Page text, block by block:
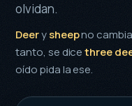
olvidan.
Deerysheepno
tanto, se dicethree
oído pida la ese.